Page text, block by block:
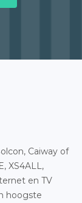
Caiway of
XS4ALL,
en TV
hoogste